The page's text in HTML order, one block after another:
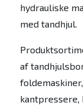
hydrauliske
med tandhjul.
af
kantpressere,